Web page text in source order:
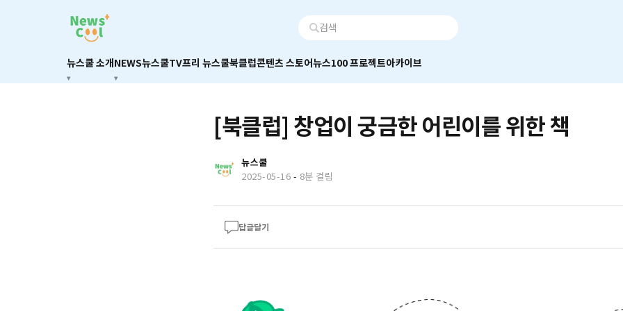
뉴스쿨 소개NEWS뉴스쿨TV프리 뉴스쿨북클럽콘텐츠 스토어뉴스100 프로젝트아카이브
[북클럽] 창업이 궁금한 어린이를 위한 책
뉴스쿨
2025-05-16 - 8분 걸림
답글달기